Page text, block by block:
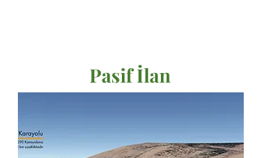
Pasif İlan